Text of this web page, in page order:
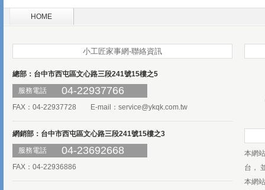
HOME
小工匠家事網-聯絡資訊
總部：台中市西屯區文心路三段241號15樓之5
服務電話
04-22937766
FAX：04-22937728 E-mail： service@ykqk.com.tw
網銷部：台中市西屯區文心路三段241號15樓之3
服務電話
04-23692668
FAX：04-22936886
本網
台，
本網